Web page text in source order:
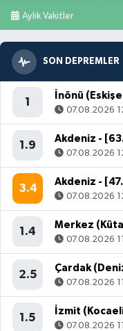
Aylık Vakitler
SON DEPREMLER
1
İnönü
07.08.2026
1.9
Akdeniz -
07.08.2026
3.4
Akdeniz -
07.08.2026
1.4
Merkez
07.08.2026
2.5
Çardak
07.08.2026
1.5
İzmit
07.08.2026